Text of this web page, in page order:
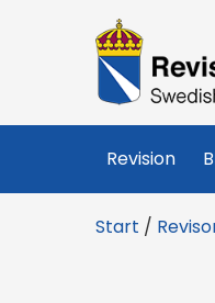
R
e
v
i
Revision
Start /